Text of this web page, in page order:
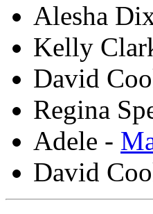
Alesha
Kelly
David
Regina
Adele -
David